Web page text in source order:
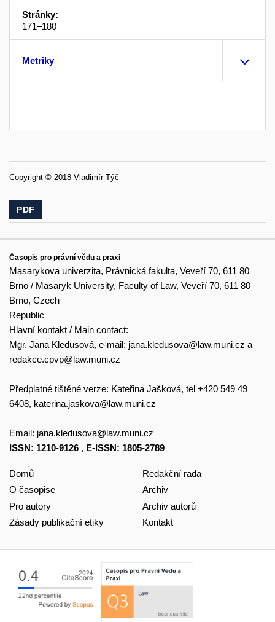
Stránky:
171–180
Metriky
Copyright © 2018 Vladimír Týč
PDF
Časopis pro právní vědu a praxi
Masarykova univerzita, Právnická fakulta, Veveří 70, 611 80
Brno / Masaryk University, Faculty of Law, Veveří 70, 611 80
Brno, Czech
Republic
Hlavní kontakt / Main contact:
Mgr. Jana Kledusová, e-mail: jana.kledusova@law.muni.cz a
redakce.cpvp@law.muni.cz
Předplatné tištěné verze: Kateřina Jašková, tel +420 549 49
6408, katerina.jaskova@law.muni.cz
Email: jana.kledusova@law.muni.cz
ISSN: 1210-9126 , E-ISSN: 1805-2789
Domů
O časopise
Pro autory
Zásady publikační etiky
Redakční rada
Archiv
Archiv autorů
Kontakt